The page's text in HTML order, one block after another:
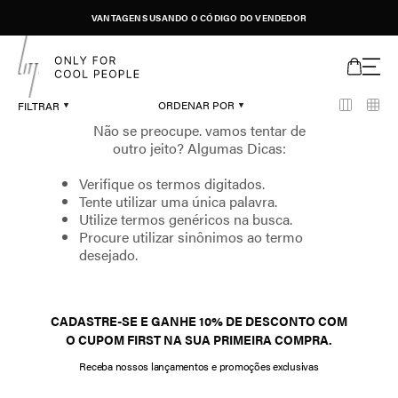
VANTAGENS USANDO O CÓDIGO DO VENDEDOR
FILTRAR ORDENAR POR
Verifique os termos digitados.
Tente utilizar uma única palavra.
Utilize termos genéricos na busca.
Procure utilizar sinônimos ao termo
desejado.
CADASTRE-SE E GANHE 10% DE DESCONTO COM
O CUPOM FIRST NA SUA PRIMEIRA COMPRA.
Receba nossos lançamentos e promoções exclusivas